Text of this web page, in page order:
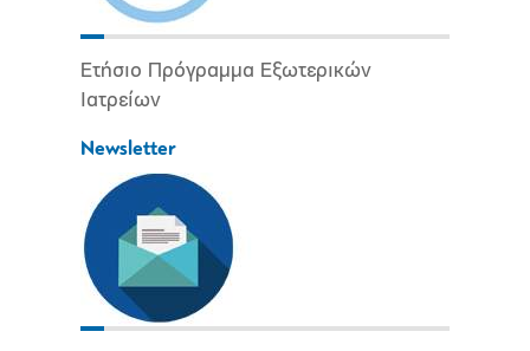
Ετήσιο Πρόγραμμα Εξωτερικών
Ιατρείων
Newsletter